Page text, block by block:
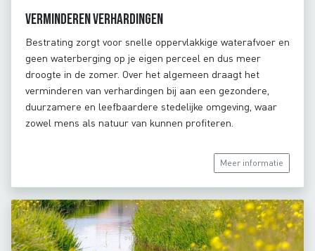
Verminderen verhardingen
Bestrating zorgt voor snelle oppervlakkige waterafvoer en
geen waterberging op je eigen perceel en dus meer
droogte in de zomer. Over het algemeen draagt het
verminderen van verhardingen bij aan een gezondere,
duurzamere en leefbaardere stedelijke omgeving, waar
zowel mens als natuur van kunnen profiteren.
Meer informatie